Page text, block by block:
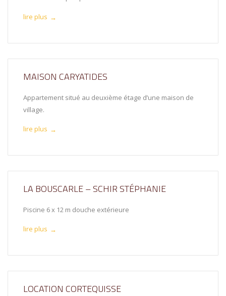
lire plus →
MAISON CARYATIDES
Appartement situé au deuxième étage d’une maison de
village.
lire plus →
LA BOUSCARLE – SCHIR STÉPHANIE
Piscine 6 x 12 m douche extérieure
lire plus →
LOCATION CORTEQUISSE